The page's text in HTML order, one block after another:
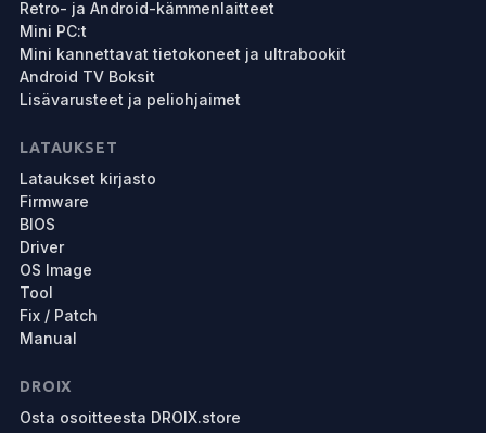
Retro- ja Android-kämmenlaitteet
Mini PC:t
Mini kannettavat tietokoneet ja ultrabookit
Android TV Boksit
Lisävarusteet ja peliohjaimet
LATAUKSET
Lataukset kirjasto
Firmware
BIOS
Driver
OS Image
Tool
Fix / Patch
Manual
DROIX
Osta osoitteesta DROIX.store